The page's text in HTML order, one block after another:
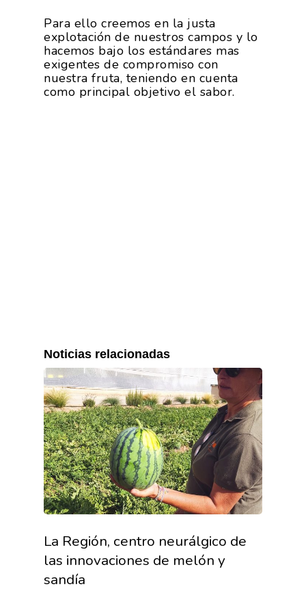
Para ello creemos en la justa
explotación de nuestros campos y lo
hacemos bajo los estándares mas
exigentes de compromiso con
nuestra fruta, teniendo en cuenta
como principal objetivo el sabor.
Noticias relacionadas
La Región, centro neurálgico de
las innovaciones de melón y
sandía